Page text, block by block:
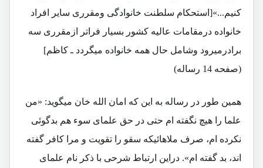
کنیم...»[استحکام سلطنت خانوادگی ومقرری سایر افراد
خانواده درمقامات عالیه کشور بسیار فراتر ازمقرری سه
برادرمیرود وشامل حال همه خانواده میگردد ـ کاظم]
(صفحه 14 رساله)
همین طور در رساله به این که امان الله خان میگوید: «من
علما را هیچ نگفته ام حتی در حق علمای سوء هم بدگوئی
نکرده ام، صرف ملاهائیکه سقو را تقویت و مرا کافر گفته
اند، بد گفته ام». دراین ارتباط شرحی با ذکر نام علمای